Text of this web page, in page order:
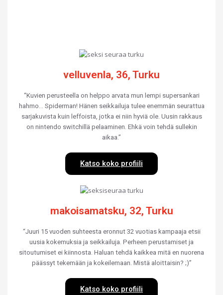
velluvenla, 36, Turku
“Kuvien perusteella on helppo arvata mun lempi supersankari
hahmo… Spiderman! Hänen seikkailuja tulee enemmän seurattua
sarjakuvista kuin leffoista, jotka ei niin hyviä ole. Uusin rakkaus
on nintendo switchillä pelaaminen. Ehkä voin tehdä sullekin
aikaa.”
Katso koko profiili
makoisamatsku, 32, Turku
“Juuri 15 vuoden suhteesta eronnut 32 vuotias kampaaja etsii
uusia kokemuksia ja seikkailuja. Perheen perustamiset ja
sitoutumiset ei kiinnosta. Haluan tehdä kaikkea mitä en nuorena
päässyt tekemään ja kokeilemaan. Mistä aloittaisin? ;)”
Katso koko profiili